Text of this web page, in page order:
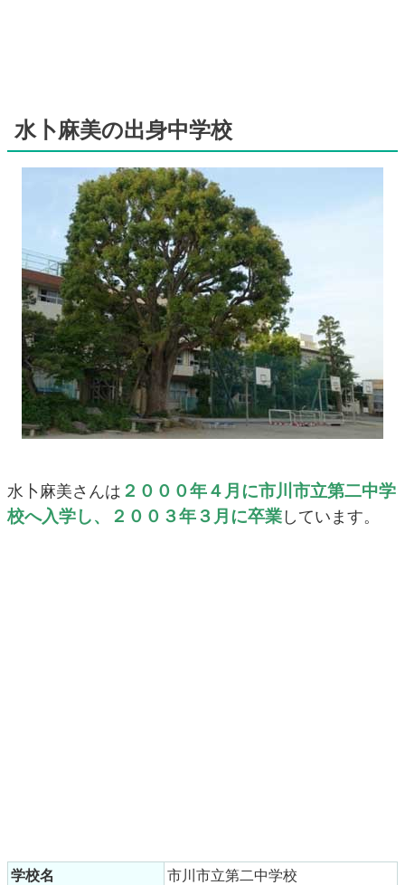
水卜麻美の出身中学校
水卜麻美さんは ２０００年４月に市川市立第二中学
校へ入学し、２００３年３月に卒業 しています。
学校名 市川市立第二中学校